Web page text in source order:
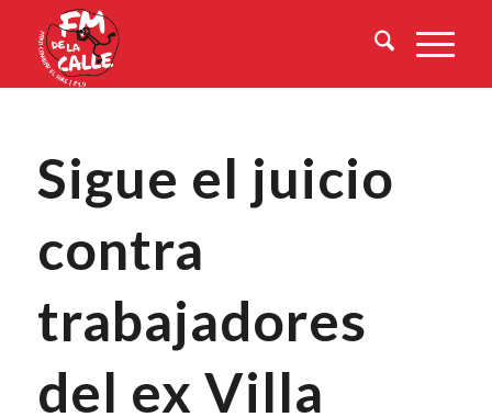
Sigue el juicio
contra
trabajadores
del ex Villa